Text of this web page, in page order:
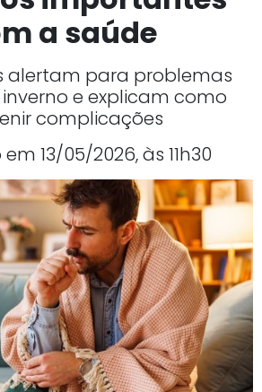
a saúde
alertam para problemas
e explicam como
complicações
13/05/2026, às 11h30